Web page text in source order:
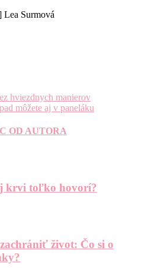
Lea Surmová
hviezdnych manierov
môžete aj v paneláku
OD AUTORA
krvi toľko hovorí?
život: Čo si o